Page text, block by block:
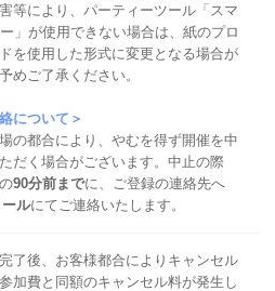
等により、パーティーツール「スマ
」が使用できない場合は、紙のプロ
を使用した形式に変更となる場合が
めご了承ください。
について＞
の都合により、やむを得ず開催を中
だく場合がございます。中止の際
90分前までに、ご登録の連絡先へ
ルにてご連絡いたします。
了後、お客様都合によりキャンセル
加費と同額のキャンセル料が発生し